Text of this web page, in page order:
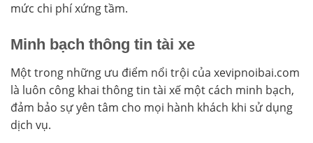
mức chi phí xứng tầm.
Minh bạch thông tin tài xe
Một trong những ưu điểm nổi trội của xevipnoibai.com
là luôn công khai thông tin tài xế một cách minh bạch,
đảm bảo sự yên tâm cho mọi hành khách khi sử dụng
dịch vụ.